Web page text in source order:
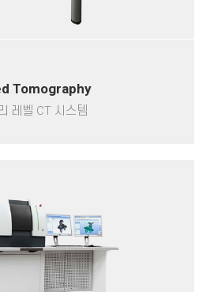
Tomography
레벨 CT 시스템